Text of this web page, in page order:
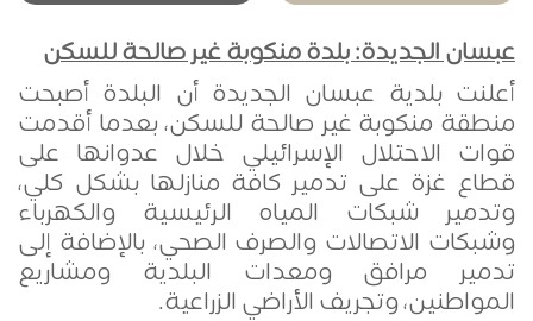
عبسان الجديدة: بلدة منكوبة غير صالحة للسكن
أعلنت بلدية عبسان الجديدة أن البلدة أصبحت
منطقة منكوبة غير صالحة للسكن، بعدما أقدمت
قوات الاحتلال الإسرائيلي خلال عدوانها على
قطاع غزة على تدمير كافة منازلها بشكل كلي،
وتدمير شبكات المياه الرئيسية والكهرباء
وشبكات الاتصالات والصرف الصحي، بالإضافة إلى
تدمير مرافق ومعدات البلدية ومشاريع
المواطنين، وتجريف الأراضي الزراعية.